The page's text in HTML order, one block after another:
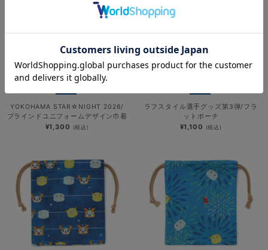
YOKOHAMA STAR☆NIGHT 2026/
ブラインドユニフォームデザイン巾着
¥1,300 (税込)
ラフスタイル選手グッズ第3弾/フラ
ットポーチ
¥1,100 (税込)